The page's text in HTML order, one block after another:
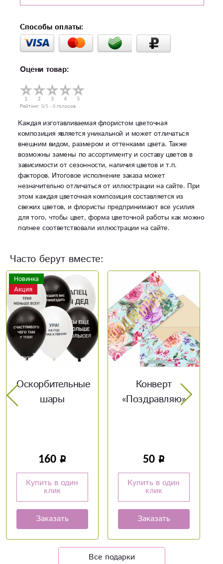
Способы оплаты:
Оцени товар:
Рейтинг: 0/5 - 0 голосов
Каждая изготавливаемая флористом цветочная
композиция является уникальной и может отличаться
внешним видом, размером и оттенками цвета. Также
возможны замены по ассортименту и составу цветов в
зависимости от сезонности, наличия цветов и т.п.
факторов. Итоговое исполнение заказа может
незначительно отличаться от иллюстрации на сайте. При
этом каждая цветочная композиция составляется из
свежих цветов, и флористы предпринимают все усилия
для того, чтобы цвет, форма цветочной работы как можно
полнее соответствовали иллюстрации на сайте.
Часто берут вместе:
Оскорбительные
шары
160
Купить в один
клик
Заказать
Конверт
«Поздравляю»
Купить в один
клик
Заказать
Все подарки